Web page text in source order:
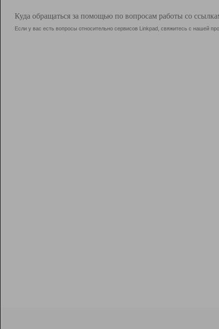
Куда обращаться за помощью по вопросам работы со
Если у вас есть вопросы относительно сервисов Linkpad, свяжитесь с нашей